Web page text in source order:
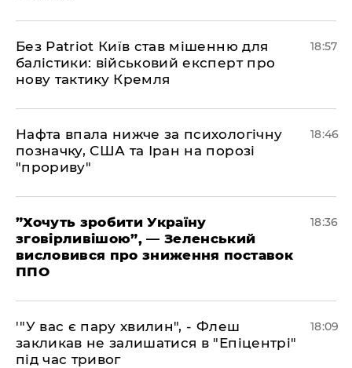
​Без Patriot Київ став мішенню для
балістики: військовий експерт про
нову тактику Кремля
18:57
​Нафта впала нижче за психологічну
позначку, США та Іран на порозі
"прориву"
18:46
​”Хочуть зробити Україну
зговірливішою”, — Зеленський
висловився про зниження поставок
ППО
18:36
​'"У вас є пару хвилин", - Флеш
закликав не залишатися в "Епіцентрі"
під час тривог
18:09